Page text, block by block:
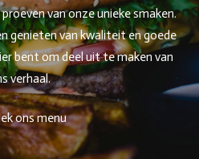
van onze unieke smaken.
genieten van kwaliteit en goede
bent om deel uit te maken van
verhaal.
ons menu